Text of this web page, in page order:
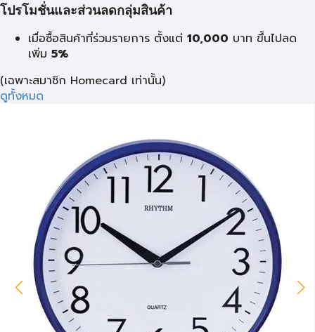
โปรโมชั่นและส่วนลดกลุ่มสินค้า
เมื่อซื้อสินค้าที่ร่วมรายการ ตั้งแต่ 10,000 บาท ขึ้นไปลด
เพิ่ม 5%
(เฉพาะสมาชิก Homecard เท่านั้น)
ดูทั้งหมด